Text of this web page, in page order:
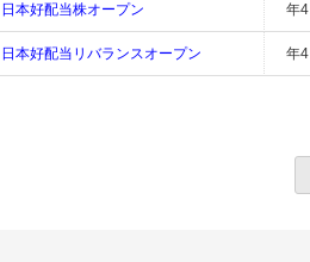
日本好配当株オープン 年
日本好配当リバランスオープン 年